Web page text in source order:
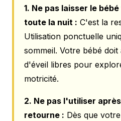
1. Ne pas laisser le
toute la nuit : C'est la
Utilisation ponctuelle
sommeil. Votre bébé
d'éveil libres pour
motricité.
2. Ne pas l'utiliser
retourne : Dès que